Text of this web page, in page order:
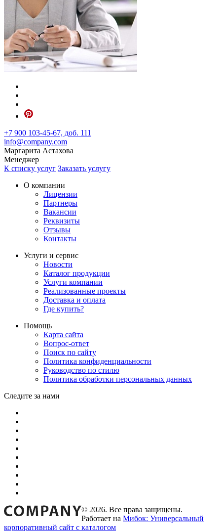
+7 900 103-45-67, доб. 111
info@company.com
Маргарита Астахова
Менеджер
К списку услуг Заказать услугу
О компании
Лицензии
Партнеры
Вакансии
Реквизиты
Отзывы
Контакты
Услуги и сервис
Новости
Каталог продукции
Услуги компании
Реализованные проекты
Доставка и оплата
Где купить?
Помощь
Карта сайта
Вопрос-ответ
Поиск по сайту
Политика конфиденциальности
Руководство по стилю
Политика обработки персональных данных
Следите за нами
© 2026. Все права защищены.
Работает на Мибок: Универсальный
корпоративный сайт с каталогом